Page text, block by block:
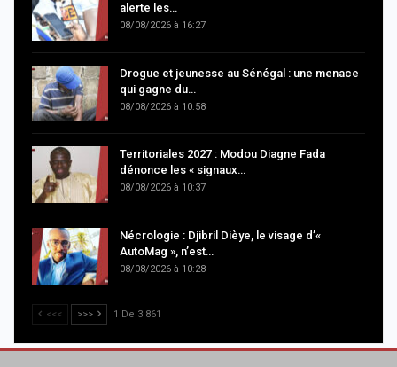
alerte les…
08/08/2026 à 16:27
Drogue et jeunesse au Sénégal : une menace
qui gagne du…
08/08/2026 à 10:58
Territoriales 2027 : Modou Diagne Fada
dénonce les « signaux…
08/08/2026 à 10:37
Nécrologie : Djibril Dièye, le visage d’«
AutoMag », n’est…
08/08/2026 à 10:28
<<< >>> 1 De 3 861